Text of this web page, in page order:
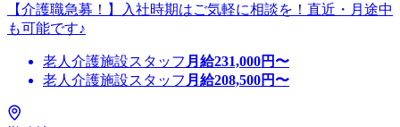
【介護職急募！】入社時期はご気軽に相談を！直近・月途中
も可能です♪
老人介護施設スタッフ 月給231,000円〜
老人介護施設スタッフ 月給208,500円〜